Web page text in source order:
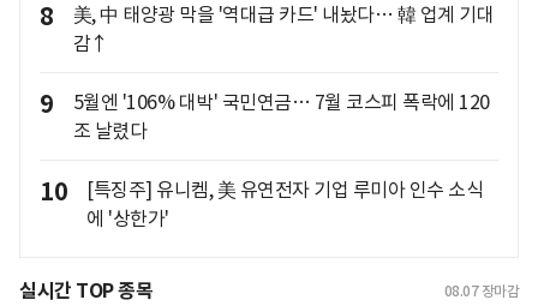
8
美, 中 태양광 막을 '역대급 카드' 내놨다… 韓 업계 기대
감↑
9
5월엔 '106% 대박' 국민연금… 7월 코스피 폭락에 120
조 날렸다
10
[특징주] 유니켐, 美 유연전자 기업 루미아 인수 소식
에 '상한가'
실시간 TOP 종목 08.07 장마감